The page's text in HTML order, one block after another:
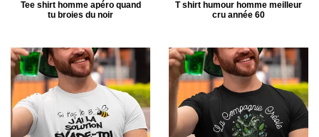
Tee shirt homme apéro quand
tu broies du noir
T shirt humour homme meilleur
cru année 60